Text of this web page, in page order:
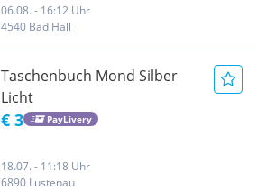
06.08. - 16:12 Uhr
4540 Bad Hall
Taschenbuch Mond Silber
Licht
€ 3 PayLivery
18.07. - 11:18 Uhr
6890 Lustenau